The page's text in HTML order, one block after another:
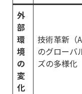
外
部
環
境
の
変
化
技術革新（
のグローバ
ズの多様化